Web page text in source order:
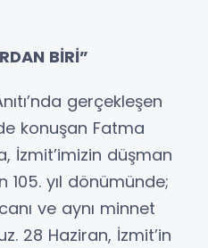
BİRİ”
gerçekleşen
konuşan Fatma
İzmit’imizin düşman
yıl dönümünde;
ve aynı minnet
28 Haziran, İzmit’in